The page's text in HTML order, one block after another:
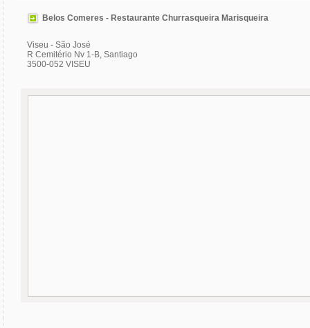
Belos Comeres - Restaurante Churrasqueira Marisqueira
Viseu - São José
R Cemitério Nv 1-B, Santiago
3500-052 VISEU